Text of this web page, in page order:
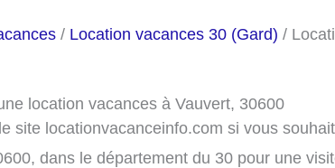
/ Location vacances 30 (Gard) /
location vacances à Vauvert, 30600
site locationvacanceinfo.com si vous
dans le département du 30 pour une